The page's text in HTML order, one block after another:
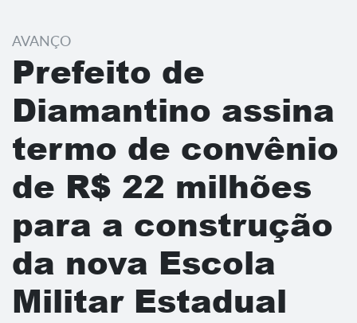
AVANÇO
Prefeito de
Diamantino assina
termo de convênio
de R$ 22 milhões
para a construção
da nova Escola
Militar Estadual